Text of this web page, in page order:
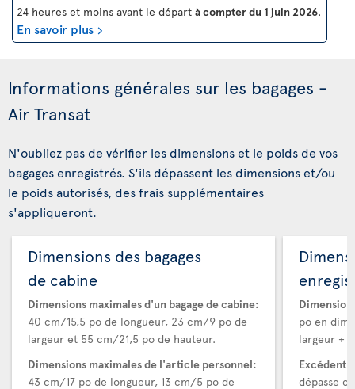
24 heures et moins avant le départ à compter du 1 juin 2026.
En savoir plus
Informations générales sur les bagages -
Air Transat
N'oubliez pas de vérifier les dimensions et le poids de vos
bagages enregistrés. S'ils dépassent les dimensions et/ou
le poids autorisés, des frais supplémentaires
s'appliqueront.
Dimensions des bagages
de cabine
Dimensions maximales d'un bagage de cabine:
40 cm/15,5 po de longueur, 23 cm/9 po de
largeur et 55 cm/21,5 po de hauteur.
Dimensions maximales de l'article personnel:
43 cm/17 po de longueur, 13 cm/5 po de
po en
largeur +
Excédent
dépasse